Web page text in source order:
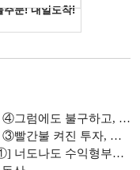
불구하고, 수익형부동산
투자, 알짜배기 해법은?
나도 수익형부동산, 왜?